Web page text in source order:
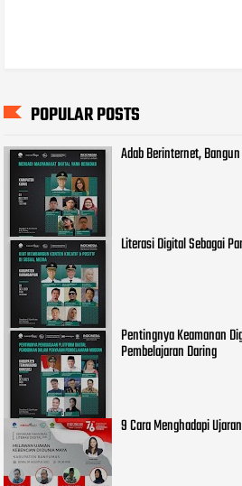
POPULAR POSTS
Adab Berinternet,
Literasi Digital Sebagai
Pentingnya Keamanan
Pembelajaran Daring
9 Cara Menghadapi